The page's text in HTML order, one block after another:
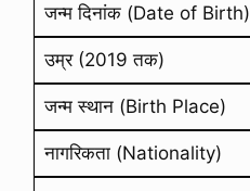
जन्म दिनांक (Date of Birth)
उम्र (2019 तक)
जन्म स्थान (Birth Place)
नागरिकता (Nationality)